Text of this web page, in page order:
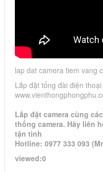
lap dat camera tiem vang
Lắp đặt tổng đài điện
Lắp đặt camera cùng
thống camera. Hãy liên
tận tình
Hotline: 0977 333 093
viewed:0